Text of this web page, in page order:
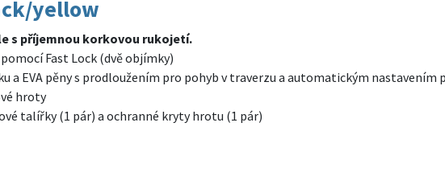
yellow
s příjemnou korkovou rukojetí.
Fast Lock (dvě objímky)
a EVA pěny s prodloužením pro pohyb v traverzu a automatickým nastavením
hroty
talířky (1 pár) a ochranné kryty hrotu (1 pár)